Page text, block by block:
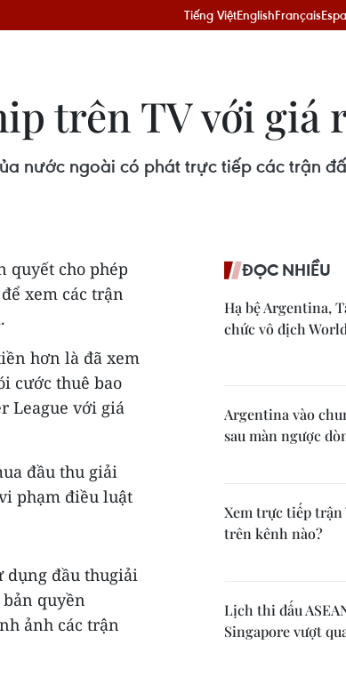
Tiếng ViệtEnglishFrançais
trên TV với giá
nước ngoài có phát trực tiếp các trận
quyết cho phép
xem các trận
hơn là đã xem
cước thuê bao
League với giá
đầu thu giải
phạm điều luật
dụng đầu thugiải
quyền
ảnh các trận
ĐỌC NHIỀU
Hạ bệ Argentina,
chức vô địch
Argentina vào
sau màn ngược
Xem trực tiếp
trên kênh nào?
Lịch thi đấu
Singapore vượt